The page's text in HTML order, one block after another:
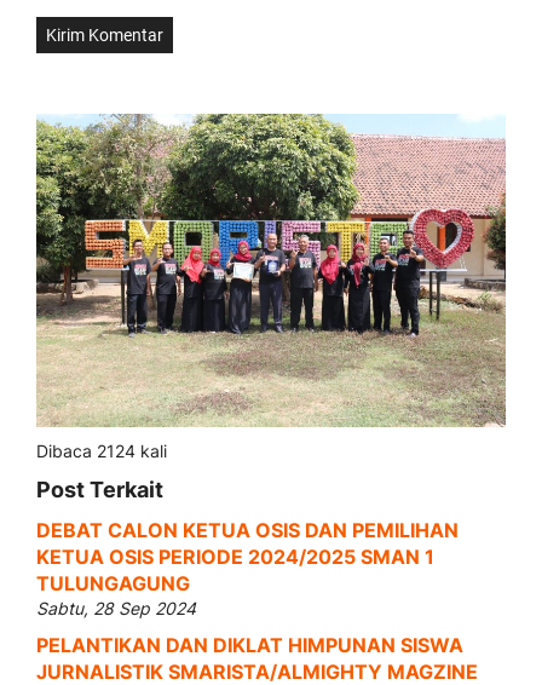
Dibaca 2124 kali
Post Terkait
DEBAT CALON KETUA OSIS DAN PEMILIHAN
KETUA OSIS PERIODE 2024/2025 SMAN 1
TULUNGAGUNG
Sabtu, 28 Sep 2024
PELANTIKAN DAN DIKLAT HIMPUNAN SISWA
JURNALISTIK SMARISTA/ALMIGHTY MAGZINE